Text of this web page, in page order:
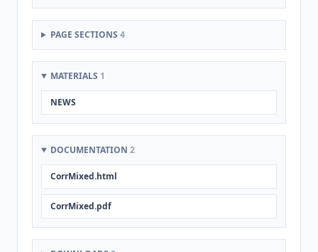
PAGE SECTIONS 4
MATERIALS 1
NEWS
DOCUMENTATION 2
CorrMixed.html
CorrMixed.pdf